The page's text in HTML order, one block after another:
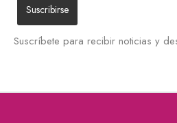
Suscríbete para recibir noticias y